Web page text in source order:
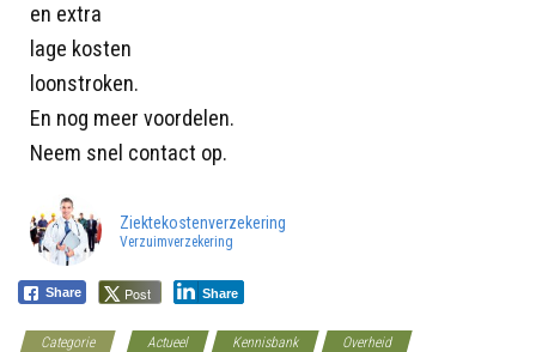
en extra
lage kosten
loonstroken.
En nog meer voordelen.
Neem snel contact op.
Ziektekostenverzekering
Verzuimverzekering
Share Post Share
Categorie Actueel Kennisbank
Overheid